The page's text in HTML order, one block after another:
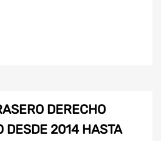
DERECHO
DESDE 2014 HASTA